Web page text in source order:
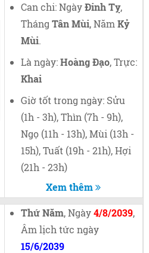
Can chi: NgàyĐinh Tỵ,
Tháng Tân Mùi, Năm Kỷ
Mùi.
Là ngày:Hoàng Đạo, Trực:
Khai
Giờ tốt trong ngày: Sửu
(1h - 3h), Thìn (7h - 9h),
Ngọ (11h - 13h), Mùi (13h -
15h), Tuất (19h - 21h), Hợi
(21h - 23h)
Xem thêm
Thứ Năm, Ngày4/8/2039,
Âm lịch tức ngày
15/6/2039